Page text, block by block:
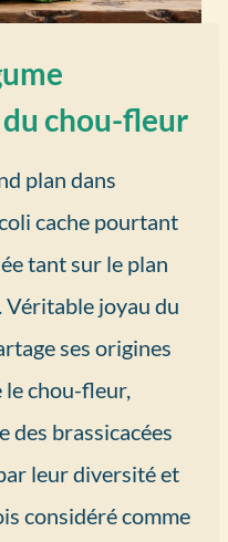
chou-fleur
plan dans
cache pourtant
tant sur le plan
joyau du
ses origines
le chou-fleur,
des brassicacées
leur diversité et
considéré comme